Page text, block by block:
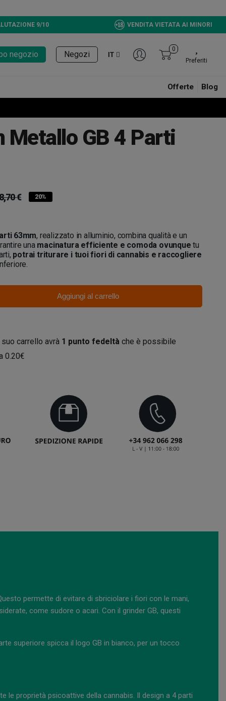
9/10 VENDITA VIETATA AI MINORI
negozio Negozi IT
0
Preferiti
Offerte Blog
Metallo GB 4 Parti
€ 20%
63mm, realizzato in alluminio, combina qualità e un
una macinatura efficiente e comoda ovunque tu
potrai triturare i tuoi fiori di cannabis e raccogliere
Aggiungi al carrello
suo carrello avrà 1 punto fedeltà che è possibile
0.20€
permette di evitare di sbriciolare i fiori con le mani,
come sudore o acari. Con il grinder GB, questi
superiore spicca il logo GB in bianco, per un tocco
le proprietà psicoattive della cannabis. Il design a 4 parti